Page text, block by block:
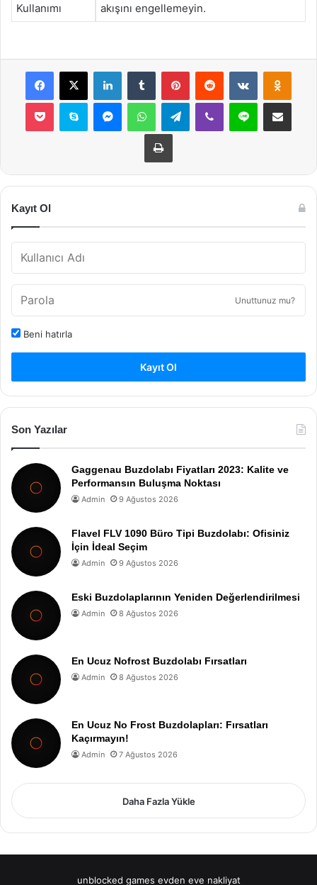
Kullanımı
akışını engellemeyin.
Facebook
X LinkedInTumblr PinterestReddit VKontakte
Pocket Skype MessengerWhatsAppTelegramViber Line E-Posta ile
Yazdır
Kayıt Ol
Unuttunuz mu?
Beni hatırla
Kayıt Ol
Son Yazılar
Gaggenau Buzdolabı Fiyatları 2023: Kalite ve
Performansın Buluşma Noktası
Admin 9 Ağustos 2026
Flavel FLV 1090 Büro Tipi Buzdolabı: Ofisiniz
İçin İdeal Seçim
Admin 9 Ağustos 2026
Eski Buzdolaplarının Yeniden Değerlendirilmesi
Admin 8 Ağustos 2026
En Ucuz Nofrost Buzdolabı Fırsatları
Admin 8 Ağustos 2026
En Ucuz No Frost Buzdolapları: Fırsatları
Kaçırmayın!
Admin 7 Ağustos 2026
Daha Fazla Yükle
unblocked games evden eve nakliyat